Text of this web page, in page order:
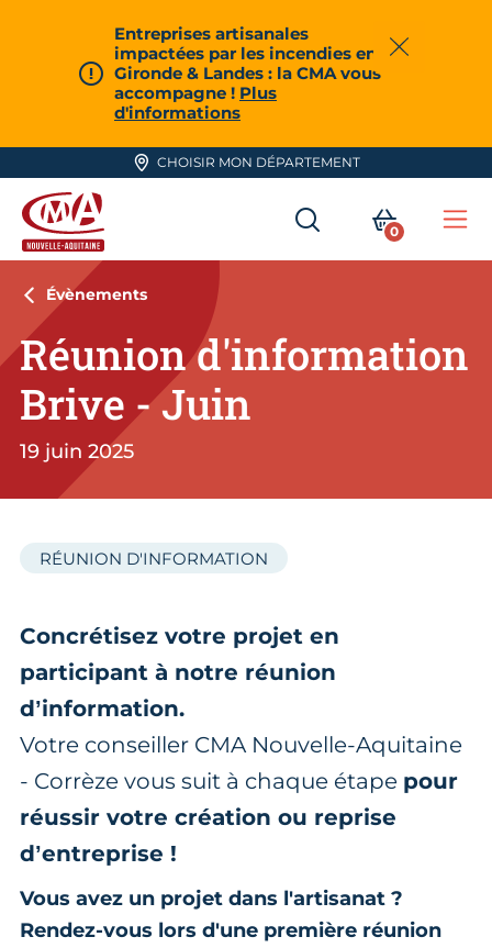
Entreprises artisanales
impactées par les incendies en
Gironde & Landes : la CMA vous
accompagne ! Plus
d'informations
Fermer
CHOISIR MON DÉPARTEMENT
CMA Nouvelle-Aquitaine
RECHERCHER
MON
0
Évènements
Réunion d'information
Brive - Juin
19 juin 2025
RÉUNION D'INFORMATION
Concrétisez votre projet en
participant à notre réunion
d’information.
Votre conseiller CMA Nouvelle-Aquitaine
- Corrèze vous suit à chaque étape pour
réussir votre création ou reprise
d’entreprise !
Vous avez un projet dans l'artisanat ?
Rendez-vous lors d'une première réunion